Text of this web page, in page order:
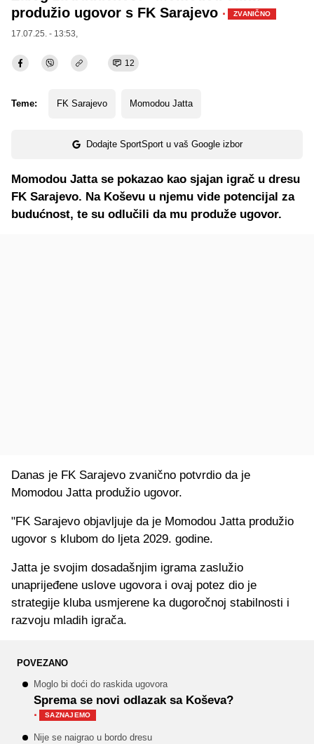
produžio ugovor s FK Sarajevo · ZVANIČNO
17.07.25. - 13:53,
12
Teme: FK Sarajevo Momodou Jatta
Dodajte SportSport u vaš Google izbor
Momodou Jatta se pokazao kao sjajan igrač u dresu
FK Sarajevo. Na Koševu u njemu vide potencijal za
budućnost, te su odlučili da mu produže ugovor.
Danas je FK Sarajevo zvanično potvrdio da je
Momodou Jatta produžio ugovor.
"FK Sarajevo objavljuje da je Momodou Jatta produžio
ugovor s klubom do ljeta 2029. godine.
Jatta je svojim dosadašnjim igrama zaslužio
unaprijeđene uslove ugovora i ovaj potez dio je
strategije kluba usmjerene ka dugoročnoj stabilnosti i
razvoju mladih igrača.
POVEZANO
Moglo bi doći do raskida ugovora
Sprema se novi odlazak sa Koševa?
· SAZNAJEMO
Nije se naigrao u bordo dresu